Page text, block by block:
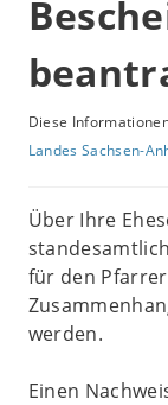
Diese
Landes Sachsen-
Über Ihre
für den
werden.
Einen